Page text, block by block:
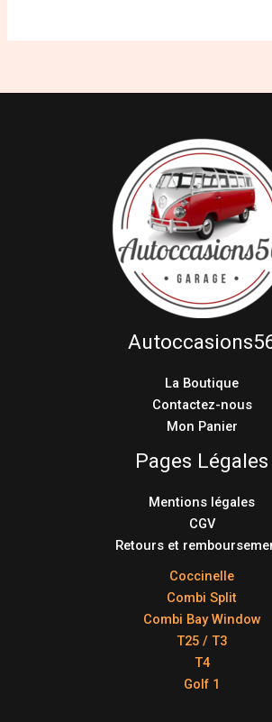
La Boutique
Contactez-nous
Mon Panier
Pages Légales
Mentions légales
CGV
Retours et
Coccinelle
Combi Split
Combi Bay Window
T25 / T3
T4
Golf 1